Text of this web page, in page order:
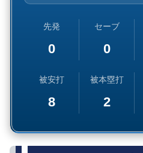
先発
0
セーブ
0
被安打
8
被本塁打
2